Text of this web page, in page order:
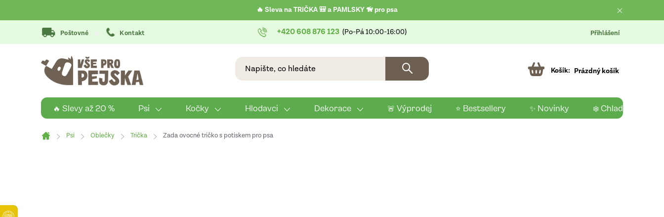
na
🔥 Sleva na TRIČKA 🎒 a PAMLSKY 🦮 pro psa
+420 608 876 123
Poštovné Kontakt Přihlášení
Prázdný košík
🔥 Slevy až 20 % Psi Kočky Hlodavci Dekorace 🚨 Výprodej ⭐ Bestsellery ✨ Novinky ❄️ Chladící
Domů
Psi Oblečky Trička Zada ovocné tričko s potiskem pro psa